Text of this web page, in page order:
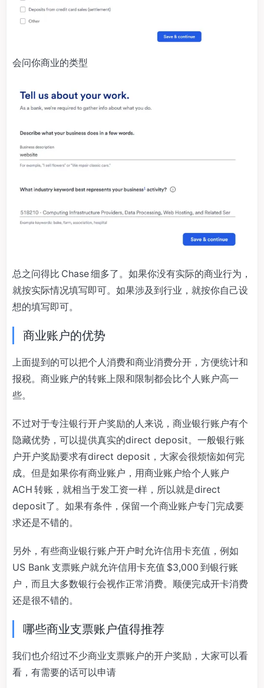
会问你商业的类型
总之问得比 Chase 细多了。如果你没有实际的商业行为，
就按实际情况填写即可。如果涉及到行业，就按你自己设
想的填写即可。
商业账户的优势
上面提到的可以把个人消费和商业消费分开，方便统计和
报税。商业账户的转账上限和限制都会比个人账户高一
些。
不过对于专注银行开户奖励的人来说，商业银行账户有个
隐藏优势，可以提供真实的direct deposit。一般银行账
户开户奖励要求有direct deposit，大家会很烦恼如何完
成。但是如果你有商业账户，用商业账户给个人账户
ACH 转账，就相当于发工资一样，所以就是direct
deposit了。如果有条件，保留一个商业账户专门完成要
求还是不错的。
另外，有些商业银行账户开户时允许信用卡充值，例如
US Bank 支票账户就允许信用卡充值 $3,000 到银行账
户，而且大多数银行会视作正常消费。顺便完成开卡消费
还是很不错的。
哪些商业支票账户值得推荐
我们也介绍过不少商业支票账户的开户奖励，大家可以看
看，有需要的话可以申请